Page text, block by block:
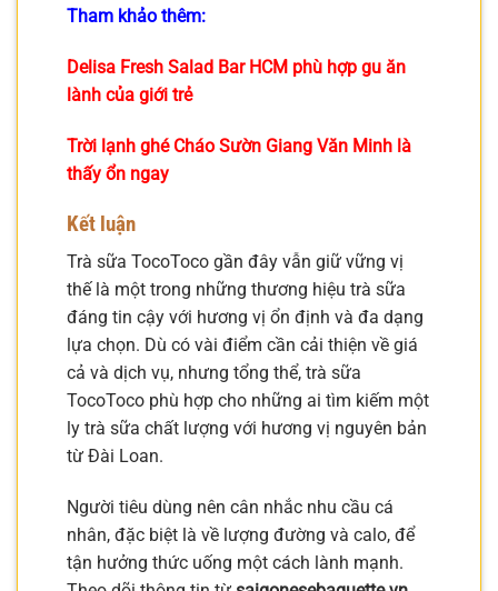
Tham khảo thêm:
Delisa Fresh Salad Bar HCM phù hợp gu ăn
lành của giới trẻ
Trời lạnh ghé Cháo Sườn Giang Văn Minh là
thấy ổn ngay
Kết luận
Trà sữa TocoToco gần đây vẫn giữ vững vị
thế là một trong những thương hiệu trà sữa
đáng tin cậy với hương vị ổn định và đa dạng
lựa chọn. Dù có vài điểm cần cải thiện về giá
cả và dịch vụ, nhưng tổng thể, trà sữa
TocoToco phù hợp cho những ai tìm kiếm một
ly trà sữa chất lượng với hương vị nguyên bản
từ Đài Loan.
Người tiêu dùng nên cân nhắc nhu cầu cá
nhân, đặc biệt là về lượng đường và calo, để
tận hưởng thức uống một cách lành mạnh.